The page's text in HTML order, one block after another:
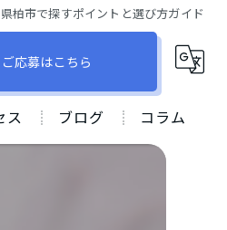
柏市で探すポイントと選び方ガイド
ご応募はこちら
ス
アスユー
ブログ コラム